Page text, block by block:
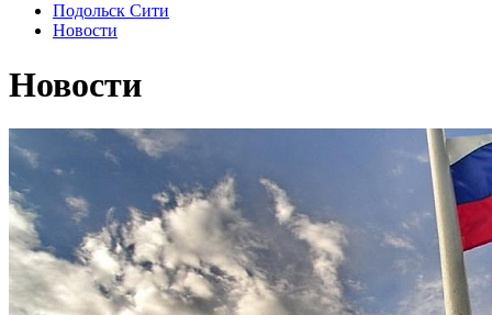
Подольск Сити
Новости
Новости